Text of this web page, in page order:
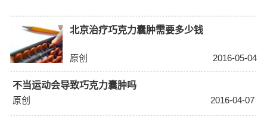
北京治疗巧克力囊肿需要多少钱
原创 2016-05-04
不当运动会导致巧克力囊肿吗
原创
2016-04-07